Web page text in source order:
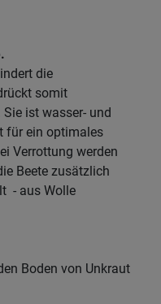
die
somit
ist wasser- und
für ein optimales
Verrottung werden
Beete zusätzlich
- aus Wolle
Boden von Unkraut